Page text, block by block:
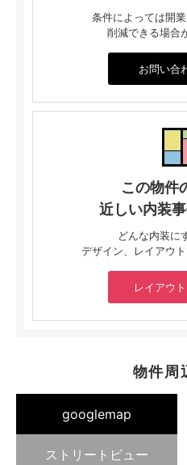
条件によっては開
削減できる場合
お問い合
この物件
近しい内装
どんな内装に
デザイン、レイアウト
レイアウ
物件周
googlemap
ストリートビュー